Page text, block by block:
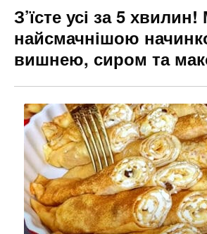
З’їсте усі за 5
найсмачнішою
вишнею, сиром та